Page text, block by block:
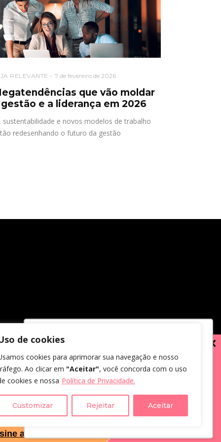
receber comunicações.
dados, eu concordo com a
.
a Newsletter
Utilizamos cookies para oferecer melhor
experiência, melhorar o desempenho,
analisar como você interage em nosso
site e personalizar conteúdo.
Recusar Cookies Aceitar Cookies
de cookies
cookies para aprimorar sua navegação e nosso
Ao clicar em "Aceitar", você concorda com o uso
cookies e nossa Política de Privacidade.
Customizar Rejeitar Aceitar
RELEVANTE 7 de fevereiro de 2026
que vão moldar
e a liderança em 2026
sustentabilidade e novos modelos de trabalho
redesenhando o futuro da gestão